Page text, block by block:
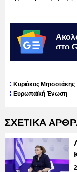
στο
Κυριάκος Μητσοτάκης
Ευρωπαϊκή Ένωση
ΣΧΕΤΙΚΑ